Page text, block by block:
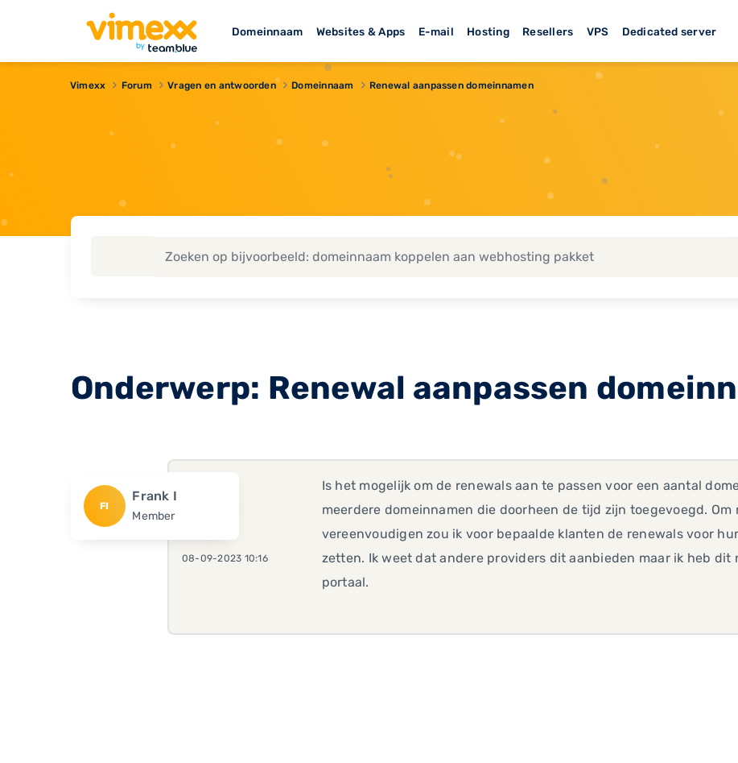
Domeinnaam Websites & Apps E-mail Hosting Resellers VPS Dedicated server
Vimexx Forum Vragen en antwoorden Domeinnaam Renewal aanpassen domeinnamen
Onderwerp: Renewal aanpassen
FI
Frank I
Member
08-09-2023 10:16
Is het mogelijk om de renewals aan te passen voor een aantal
meerdere domeinnamen die doorheen de tijd zijn toegevoegd.
vereenvoudigen zou ik voor bepaalde klanten de renewals voor
zetten. Ik weet dat andere providers dit aanbieden maar ik heb
portaal.